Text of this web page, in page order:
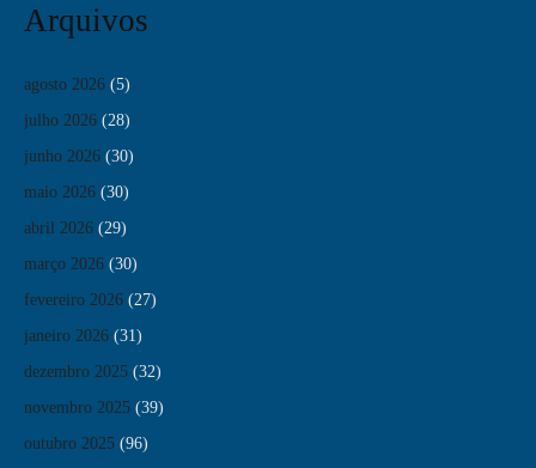
Arquivos
agosto 2026 (5)
julho 2026 (28)
junho 2026 (30)
maio 2026 (30)
abril 2026 (29)
março 2026 (30)
fevereiro 2026 (27)
janeiro 2026 (31)
dezembro 2025 (32)
novembro 2025 (39)
outubro 2025 (96)